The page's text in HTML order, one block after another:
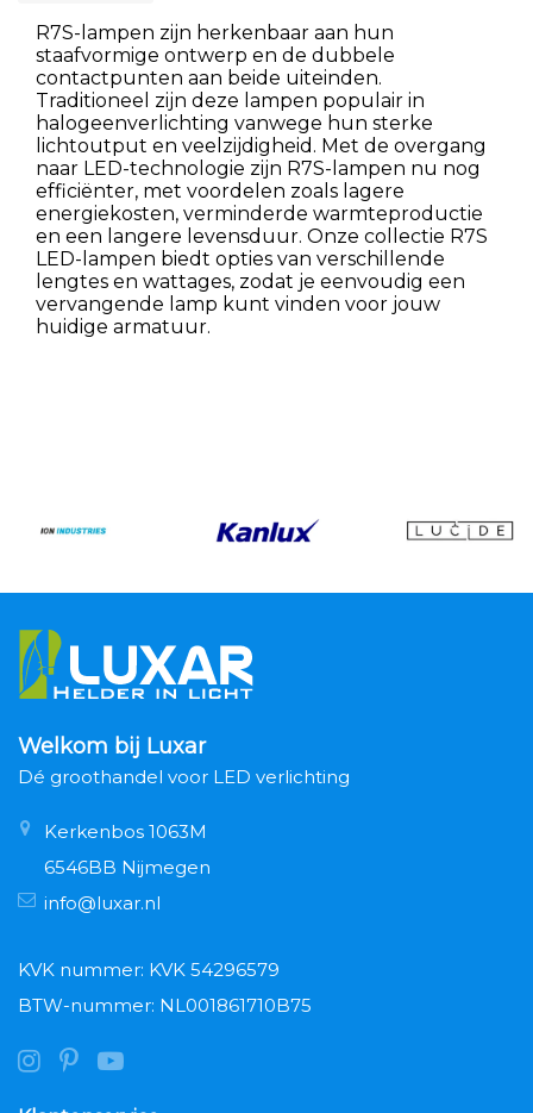
R7S-lampen zijn herkenbaar aan hun
staafvormige ontwerp en de dubbele
contactpunten aan beide uiteinden.
Traditioneel zijn deze lampen populair in
halogeenverlichting vanwege hun sterke
lichtoutput en veelzijdigheid. Met de overgang
naar LED-technologie zijn R7S-lampen nu nog
efficiënter, met voordelen zoals lagere
energiekosten, verminderde warmteproductie
en een langere levensduur. Onze collectie R7S
LED-lampen biedt opties van verschillende
lengtes en wattages, zodat je eenvoudig een
vervangende lamp kunt vinden voor jouw
huidige armatuur.
Welkom bij Luxar
Dé groothandel voor LED verlichting
Kerkenbos 1063M
6546BB Nijmegen
info@luxar.nl
KVK nummer: KVK 54296579
BTW-nummer: NL001861710B75